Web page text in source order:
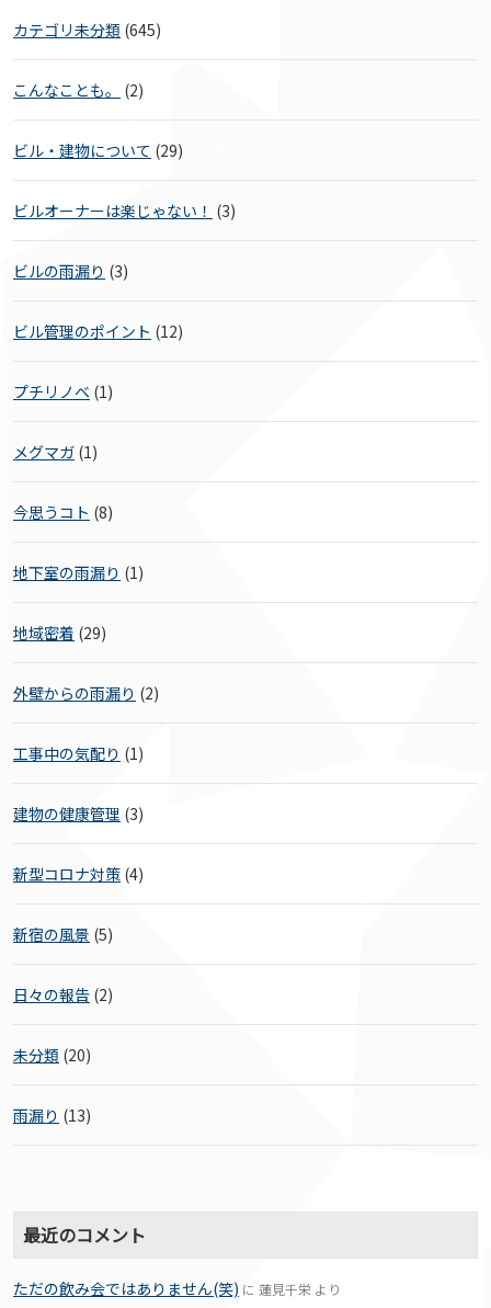
カテゴリ未分類 (645)
こんなことも。 (2)
ビル・建物について (29)
ビルオーナーは楽じゃない！ (3)
ビルの雨漏り (3)
ビル管理のポイント (12)
プチリノベ (1)
メグマガ (1)
今思うコト (8)
地下室の雨漏り (1)
地域密着 (29)
外壁からの雨漏り (2)
工事中の気配り (1)
建物の健康管理 (3)
新型コロナ対策 (4)
新宿の風景 (5)
日々の報告 (2)
未分類 (20)
雨漏り (13)
最近のコメント
ただの飲み会ではありません(笑) に 蓮見千栄 より